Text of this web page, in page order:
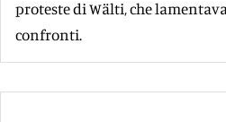
proteste di Wälti, che
confronti.